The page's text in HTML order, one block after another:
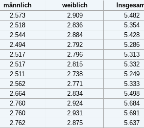
männlich weiblich
2.573 2.909
5.482
2.518 2.836
5.354
2.544 2.884
5.428
2.494 2.792
5.286
2.517 2.796
5.313
2.517 2.815
5.332
2.511 2.738
5.249
2.562 2.771
5.333
2.664 2.834
5.498
2.760 2.924
5.684
2.760 2.931
5.691
2.762 2.875
5.637